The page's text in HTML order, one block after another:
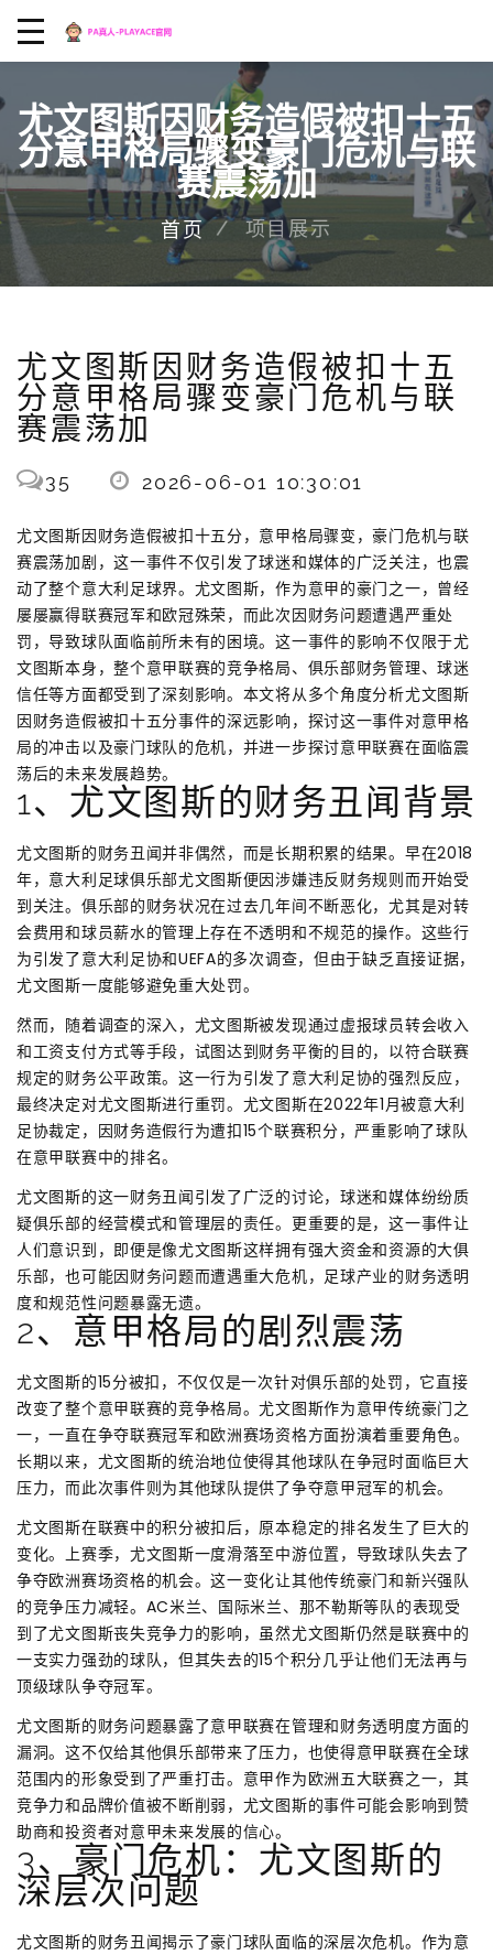
尤文图斯因财务造假被扣十五
分意甲格局骤变豪门危机与联
赛震荡加
首页 项目展示
尤文图斯因财务造假被扣十五
分意甲格局骤变豪门危机与联
赛震荡加
35 2026-06-01 10:30:01
尤文图斯因财务造假被扣十五分，意甲格局骤变，豪门危机与联
赛震荡加剧，这一事件不仅引发了球迷和媒体的广泛关注，也震
动了整个意大利足球界。尤文图斯，作为意甲的豪门之一，曾经
屡屡赢得联赛冠军和欧冠殊荣，而此次因财务问题遭遇严重处
罚，导致球队面临前所未有的困境。这一事件的影响不仅限于尤
文图斯本身，整个意甲联赛的竞争格局、俱乐部财务管理、球迷
信任等方面都受到了深刻影响。本文将从多个角度分析尤文图斯
因财务造假被扣十五分事件的深远影响，探讨这一事件对意甲格
局的冲击以及豪门球队的危机，并进一步探讨意甲联赛在面临震
荡后的未来发展趋势。
1、尤文图斯的财务丑闻背景
尤文图斯的财务丑闻并非偶然，而是长期积累的结果。早在2018
年，意大利足球俱乐部尤文图斯便因涉嫌违反财务规则而开始受
到关注。俱乐部的财务状况在过去几年间不断恶化，尤其是对转
会费用和球员薪水的管理上存在不透明和不规范的操作。这些行
为引发了意大利足协和UEFA的多次调查，但由于缺乏直接证据，
尤文图斯一度能够避免重大处罚。
然而，随着调查的深入，尤文图斯被发现通过虚报球员转会收入
和工资支付方式等手段，试图达到财务平衡的目的，以符合联赛
规定的财务公平政策。这一行为引发了意大利足协的强烈反应，
最终决定对尤文图斯进行重罚。尤文图斯在2022年1月被意大利
足协裁定，因财务造假行为遭扣15个联赛积分，严重影响了球队
在意甲联赛中的排名。
尤文图斯的这一财务丑闻引发了广泛的讨论，球迷和媒体纷纷质
疑俱乐部的经营模式和管理层的责任。更重要的是，这一事件让
人们意识到，即便是像尤文图斯这样拥有强大资金和资源的大俱
乐部，也可能因财务问题而遭遇重大危机，足球产业的财务透明
度和规范性问题暴露无遗。
2、意甲格局的剧烈震荡
尤文图斯的15分被扣，不仅仅是一次针对俱乐部的处罚，它直接
改变了整个意甲联赛的竞争格局。尤文图斯作为意甲传统豪门之
一，一直在争夺联赛冠军和欧洲赛场资格方面扮演着重要角色。
长期以来，尤文图斯的统治地位使得其他球队在争冠时面临巨大
压力，而此次事件则为其他球队提供了争夺意甲冠军的机会。
尤文图斯在联赛中的积分被扣后，原本稳定的排名发生了巨大的
变化。上赛季，尤文图斯一度滑落至中游位置，导致球队失去了
争夺欧洲赛场资格的机会。这一变化让其他传统豪门和新兴强队
的竞争压力减轻。AC米兰、国际米兰、那不勒斯等队的表现受
到了尤文图斯丧失竞争力的影响，虽然尤文图斯仍然是联赛中的
一支实力强劲的球队，但其失去的15个积分几乎让他们无法再与
顶级球队争夺冠军。
尤文图斯的财务问题暴露了意甲联赛在管理和财务透明度方面的
漏洞。这不仅给其他俱乐部带来了压力，也使得意甲联赛在全球
范围内的形象受到了严重打击。意甲作为欧洲五大联赛之一，其
竞争力和品牌价值被不断削弱，尤文图斯的事件可能会影响到赞
助商和投资者对意甲未来发展的信心。
3、豪门危机：尤文图斯的
深层次问题
尤文图斯的财务丑闻揭示了豪门球队面临的深层次危机。作为意